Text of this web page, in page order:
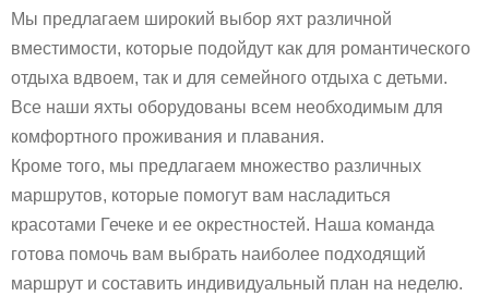
Мы предлагаем широкий выбор яхт различной
вместимости, которые подойдут как для романтического
отдыха вдвоем, так и для семейного отдыха с детьми.
Все наши яхты оборудованы всем необходимым для
комфортного проживания и плавания.
Кроме того, мы предлагаем множество различных
маршрутов, которые помогут вам насладиться
красотами Гечеке и ее окрестностей. Наша команда
готова помочь вам выбрать наиболее подходящий
маршрут и составить индивидуальный план на неделю.